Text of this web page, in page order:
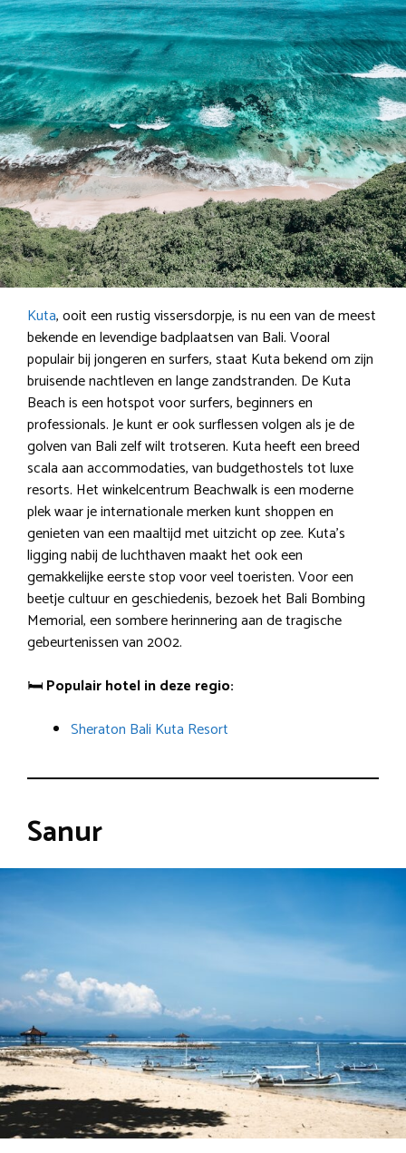
Kuta, ooit een rustig vissersdorpje, is nu een van de meest
bekende en levendige badplaatsen van Bali. Vooral
populair bij jongeren en surfers, staat Kuta bekend om zijn
bruisende nachtleven en lange zandstranden. De Kuta
Beach is een hotspot voor surfers, beginners en
professionals. Je kunt er ook surflessen volgen als je de
golven van Bali zelf wilt trotseren. Kuta heeft een breed
scala aan accommodaties, van budgethostels tot luxe
resorts. Het winkelcentrum Beachwalk is een moderne
plek waar je internationale merken kunt shoppen en
genieten van een maaltijd met uitzicht op zee. Kuta’s
ligging nabij de luchthaven maakt het ook een
gemakkelijke eerste stop voor veel toeristen. Voor een
beetje cultuur en geschiedenis, bezoek het Bali Bombing
Memorial, een sombere herinnering aan de tragische
gebeurtenissen van 2002.
🛏️Populair hotel in deze regio:
Sheraton Bali Kuta Resort
Sanur